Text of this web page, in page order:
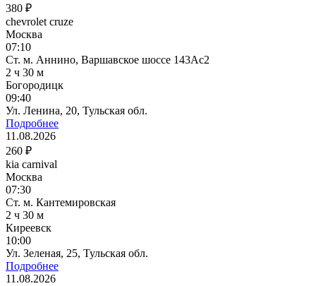
380 ₽
chevrolet cruze
Москва
07:10
Ст. м. Аннино, Варшавское шоссе 143Ас2
2 ч 30 м
Богородицк
09:40
Ул. Ленина, 20, Тульская обл.
Подробнее
11.08.2026
260 ₽
kia carnival
Москва
07:30
Ст. м. Кантемировская
2 ч 30 м
Киреевск
10:00
Ул. Зеленая, 25, Тульская обл.
Подробнее
11.08.2026